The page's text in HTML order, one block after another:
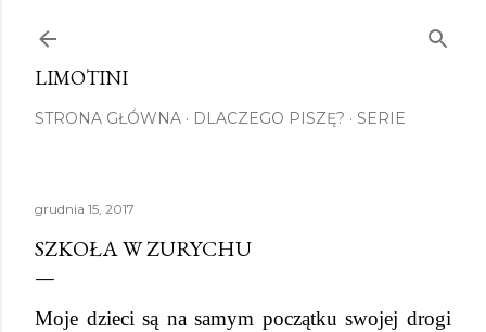
Przejdź do głównej
LIMOTINI
STRONA GŁÓWNA DLACZEGO PISZĘ? SERIE
grudnia 15, 2017
SZKOŁA W ZURYCHU
Moje dzieci są na samym początku swojej drogi